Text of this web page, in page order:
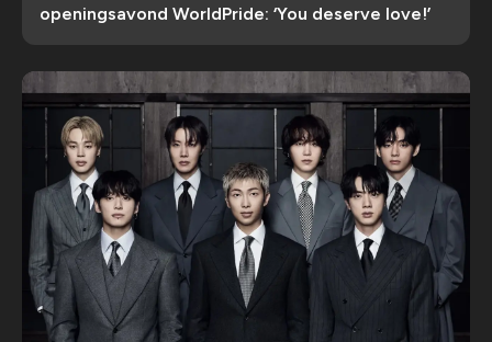
openingsavond WorldPride: ‘You deserve love!’